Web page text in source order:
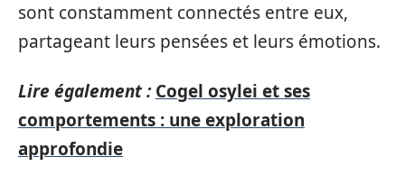
sont constamment connectés entre eux,
partageant leurs pensées et leurs émotions.
Lire également : Cogel osylei et ses
comportements : une exploration
approfondie